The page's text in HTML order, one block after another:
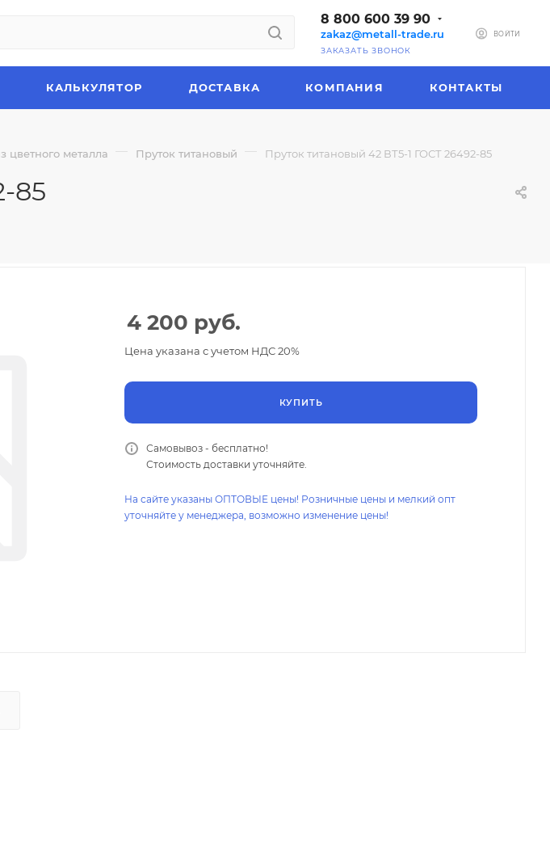
8 800 600 39 90
zakaz@metall-trade.ru
ЗАКАЗАТЬ ЗВОНОК
ВОЙТИ
КАЛЬКУЛЯТОР ДОСТАВКА КОМПАНИЯ КОНТАКТЫ
цветного металла — Пруток титановый — Пруток титановый 42 ВТ5-1 ГОСТ 26492-85
85
4 200 руб.
Цена указана с учетом НДС 20%
КУПИТЬ
Самовывоз - бесплатно!
Стоимость доставки уточняйте.
На сайте указаны ОПТОВЫЕ цены! Розничные цены и мелкий опт
уточняйте у менеджера, возможно изменение цены!